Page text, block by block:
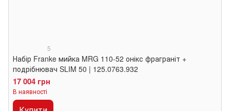
5
Набір Franke мийка MRG 110-52 онікс фраграніт +
подрібнювач SLIM 50 | 125.0763.932
17 004 грн
В наявності